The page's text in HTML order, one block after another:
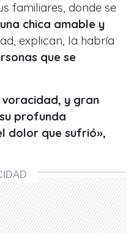
familiares, donde se
chica amable y
explican, la habría
que se
y gran
profunda
dolor que sufrió»,